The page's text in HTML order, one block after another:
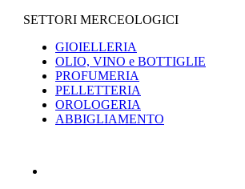
SETTORI MERCEOLOGICI
GIOIELLERIA
OLIO, VINO e BOTTIGLIE
PROFUMERIA
PELLETTERIA
OROLOGERIA
ABBIGLIAMENTO